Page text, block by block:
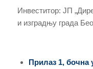
Инвеститор: ЈП
и изградњу града
Прилаз 1, бочна